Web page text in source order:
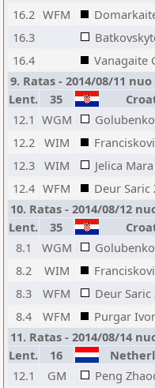
16.2 WFM
16.3
16.4
Vanagaite
9. Ratas - 2014/08/11 nuo
Lent.
35
12.1 WGM
12.2 WIM
12.3 WIM Jelica Mara
12.4 WFM Deur Saric
10. Ratas - 2014/08/12
Lent.
35
8.1
WGM
8.2
WIM
8.3
WFM Deur Saric
8.4
WFM Purgar
11. Ratas - 2014/08/14
Lent.
16
12.1
GM Peng